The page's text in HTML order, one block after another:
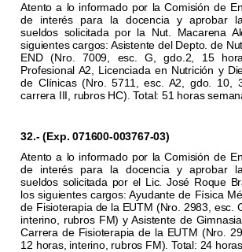
Atento a lo informado por la Comisión de
de interés para la docencia y aprobar
sueldos solicitada por la Nut. Macarena
siguientes cargos: Asistente del Depto. de
END (Nro. 7009, esc. G, gdo.2, 15
Profesional A2, Licenciada en Nutrición y
de Clínicas (Nro. 5711, esc. A2, gdo. 10,
carrera III, rubros HC). Total: 51 horas
32.- (Exp. 071600-003767-03)
Atento a lo informado por la Comisión de
de interés para la docencia y aprobar
sueldos solicitada por el Lic. José Roque
los siguientes cargos: Ayudante de Física
de Fisioterapia de la EUTM (Nro. 2983, esc.
interino, rubros FM) y Asistente de
Carrera de Fisioterapia de la EUTM (Nro.
12 horas, interino, rubros FM). Total: 24